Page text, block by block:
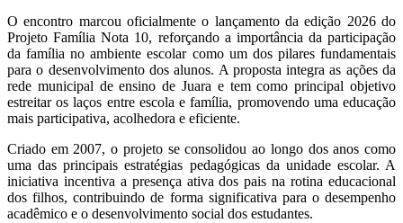
O encontro marcou oficialmente o lançamento da edição 2026 do
Projeto Família Nota 10, reforçando a importância da participação
da família no ambiente escolar como um dos pilares fundamentais
para o desenvolvimento dos alunos. A proposta integra as ações da
rede municipal de ensino de Juara e tem como principal objetivo
estreitar os laços entre escola e família, promovendo uma educação
mais participativa, acolhedora e eficiente.
Criado em 2007, o projeto se consolidou ao longo dos anos como
uma das principais estratégias pedagógicas da unidade escolar. A
iniciativa incentiva a presença ativa dos pais na rotina educacional
dos filhos, contribuindo de forma significativa para o desempenho
acadêmico e o desenvolvimento social dos estudantes.